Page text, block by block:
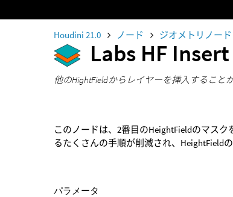
Houdini 21.0 ノード ジオメトリノード
Labs HF
他のHightFieldからレイヤーを挿入すること
このノードは、2番目のHeightFieldのマス
るたくさんの手順が削減され、HeightField
パラメータ